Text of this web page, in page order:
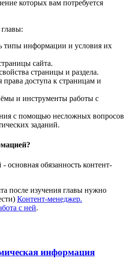
которых вам потребуется
типы информации и условия их
сайта.
страницы и раздела.
права доступа к страницам и
и инструменты работы с
с помощью несложных вопросов
заданий.
основная обязанность контент-
после изучения главы нужно
Контент-менеджер.
с ней.
информация